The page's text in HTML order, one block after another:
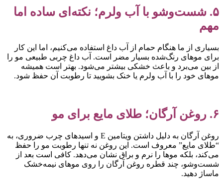
۵. شست‌وشو با آب ولرم؛ نکته‌ای ساده اما
از ما هنگام حمام از آب داغ استفاده می‌کنیم، اما این کار
موهای رنگ‌شده بسیار مضر است. آب داغ چربی طبیعی مو را
بین می‌برد و باعث خشکی بیشتر می‌شود. بهتر است همیشه
خود را با آب ولرم یا خنک بشویید تا رطوبت آن حفظ شود.
مایع برای مو
روغن آرگان به دلیل داشتن ویتامین E و اسیدهای چرب ضروری، به
مایع” معروف است. این روغن نه تنها رطوبت مو را حفظ
بلکه موها را نرم و براق نشان می‌دهد. کافی است بعد از
چند قطره روغن آرگان را روی موهای نیمه‌خشک
دهید.